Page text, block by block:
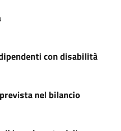
con disabilità
nel bilancio